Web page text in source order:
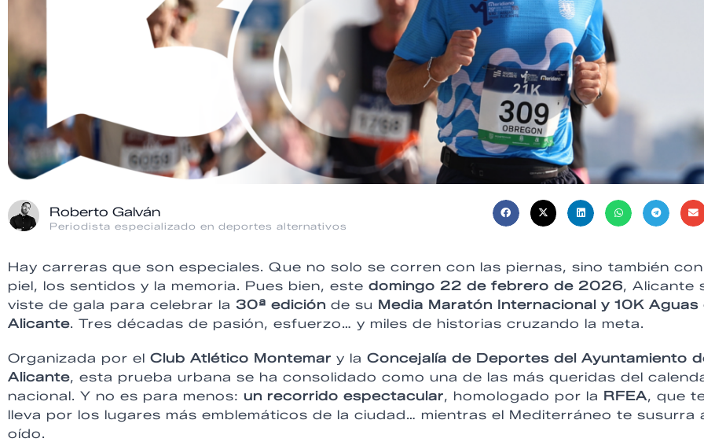
Roberto Galván
Periodista especializado en deportes alternativos
Hay carreras que son especiales. Que no solo se corren con las piernas, sino también con
piel, los sentidos y la memoria. Pues bien, este domingo 22 de febrero de 2026, Alicante
viste de gala para celebrar la 30ª edición de su Media Maratón Internacional y 10K Aguas
Alicante. Tres décadas de pasión, esfuerzo… y miles de historias cruzando la meta.
Organizada por el Club Atlético Montemar y la Concejalía de Deportes del Ayuntamiento
Alicante, esta prueba urbana se ha consolidado como una de las más queridas del
nacional. Y no es para menos: un recorrido espectacular, homologado por la RFEA, que
lleva por los lugares más emblemáticos de la ciudad… mientras el Mediterráneo te susurra
oído.